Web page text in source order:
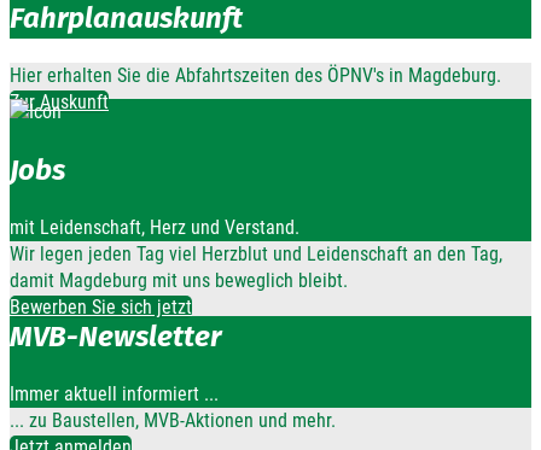
Fahrplanauskunft
Hier erhalten Sie die Abfahrtszeiten des ÖPNV's in Magdeburg.
Zur Auskunft
Jobs
mit Leidenschaft, Herz und Verstand.
Wir legen jeden Tag viel Herzblut und Leidenschaft an den Tag,
damit Magdeburg mit uns beweglich bleibt.
Bewerben Sie sich jetzt
MVB-Newsletter
Immer aktuell informiert ...
... zu Baustellen, MVB-Aktionen und mehr.